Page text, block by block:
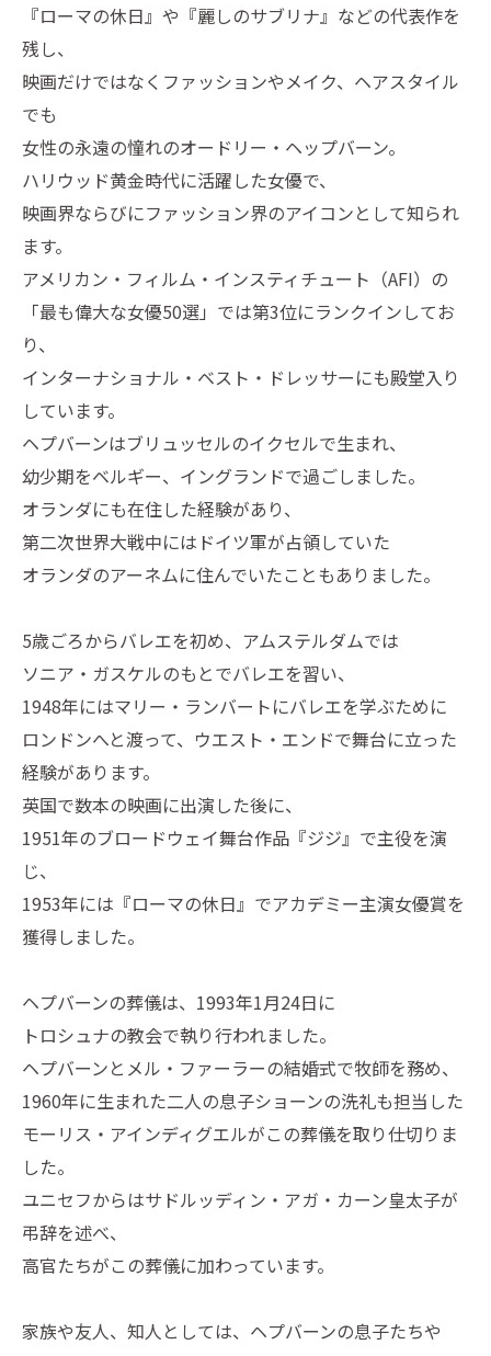
『ローマの休日』や『麗しのサブリナ』などの代表作を
残し、
映画だけではなくファッションやメイク、ヘアスタイル
でも
女性の永遠の憧れのオードリー・ヘップバーン。
ハリウッド黄金時代に活躍した女優で、
映画界ならびにファッション界のアイコンとして知られ
ます。
アメリカン・フィルム・インスティチュート（AFI）の
「最も偉大な女優50選」では第3位にランクインしてお
り、
インターナショナル・ベスト・ドレッサーにも殿堂入り
しています。
ヘプバーンはブリュッセルのイクセルで生まれ、
幼少期をベルギー、イングランドで過ごしました。
オランダにも在住した経験があり、
第二次世界大戦中にはドイツ軍が占領していた
オランダのアーネムに住んでいたこともありました。
5歳ごろからバレエを初め、アムステルダムでは
ソニア・ガスケルのもとでバレエを習い、
1948年にはマリー・ランバートにバレエを学ぶために
ロンドンへと渡って、ウエスト・エンドで舞台に立った
経験があります。
英国で数本の映画に出演した後に、
1951年のブロードウェイ舞台作品『ジジ』で主役を演
じ、
1953年には『ローマの休日』でアカデミー主演女優賞を
獲得しました。
ヘプバーンの葬儀は、1993年1月24日に
トロシュナの教会で執り行われました。
ヘプバーンとメル・ファーラーの結婚式で牧師を務め、
1960年に生まれた二人の息子ショーンの洗礼も担当した
モーリス・アインディグエルがこの葬儀を取り仕切りま
した。
ユニセフからはサドルッディン・アガ・カーン皇太子が
弔辞を述べ、
高官たちがこの葬儀に加わっています。
家族や友人、知人としては、ヘプバーンの息子たちや